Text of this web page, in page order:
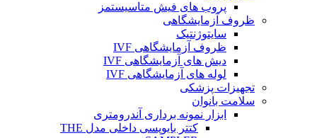
پروب های فیش متاسیستمز
ظروف آزمایشگاهی
سایتوژنتیک
ظروف آزمایشگاهی IVF
دیش های آزمایشگاهی IVF
لوله های آزمایشگاهی IVF
تجهیزات پزشکی
سلامت بانوان
ابزار نمونه برداری آندرومتری
کتتر بایوپسی داخلی مدل THE